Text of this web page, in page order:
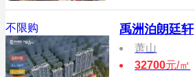
不限购 禹洲泊朗廷轩
萧山
32700元/㎡